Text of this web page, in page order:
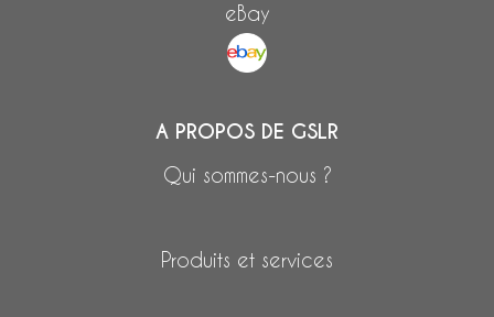
eBay
A PROPOS DE GSLR
Qui sommes-nous ?
Produits et services